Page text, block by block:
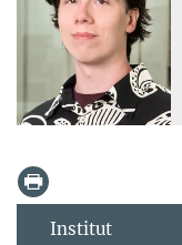
Institut